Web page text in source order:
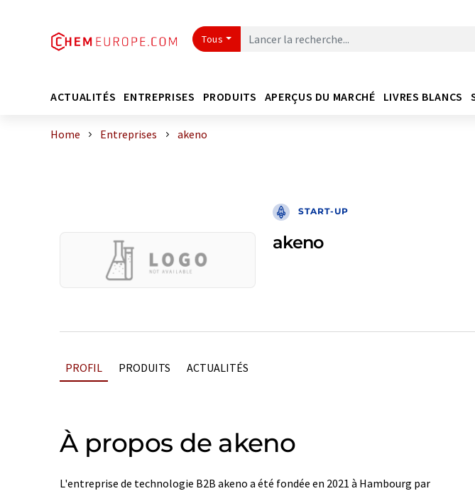
Tous
ACTUALITÉS ENTREPRISES PRODUITS APERÇUS DU MARCHÉ LIVRES BLANCS
Home Entreprises akeno
START-UP
akeno
PROFIL PRODUITS ACTUALITÉS
À propos de akeno
L'entreprise de technologie B2B akeno a été fondée en 2021 à Hambourg par